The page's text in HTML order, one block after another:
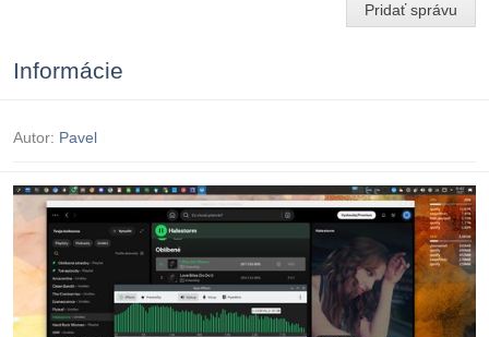
Pridať správu
Informácie
Autor: Pavel